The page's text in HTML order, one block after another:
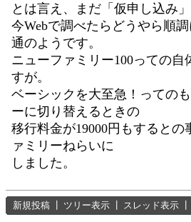
とは言え、まだ「仮申し込み
今Webで調べたらどうやら順
通のようです。
ニューファミリー100っての
すが。
ベーシックを大至急！っての
ーに切り替えるときの
移行料金が19000円もすると
ァミリーねらいに
しました。
新規投稿 ツリー表示 スレッド表示